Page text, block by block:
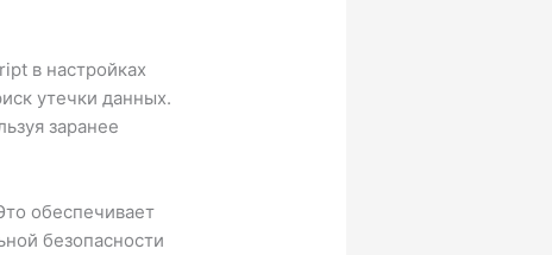
в настройках
утечки данных.
заранее
обеспечивает
безопасности